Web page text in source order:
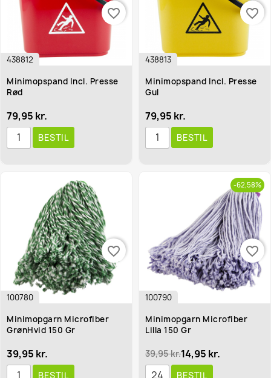
438812
Minimopspand Incl. Presse
Rød
79,95 kr.
BESTIL
favorite_border
438813
Minimopspand Incl. Presse
Gul
79,95 kr.
BESTIL
favorite_border
100780
Minimopgarn Microfiber
GrønHvid 150 Gr
39,95 kr.
BESTIL
favorite_border
-62,58%
100790
Minimopgarn Microfiber
Lilla 150 Gr
39,95 kr.14,95 kr.
BESTIL
favorite_border